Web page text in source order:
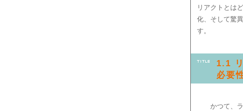
リアクトとは
化、そして驚
す。
1.1
必要
かつて、